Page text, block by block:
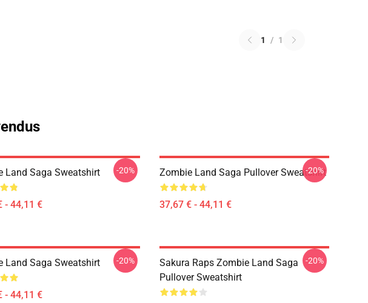
1 / 1
Land Saga Sweatshirt
- 44,11 €
-20% Zombie Land Saga Pullover Sweatshirt
37,67 € - 44,11 €
-20%
Land Saga Sweatshirt
- 44,11 €
-20%
Sakura Raps Zombie Land Saga
Pullover Sweatshirt
-20%